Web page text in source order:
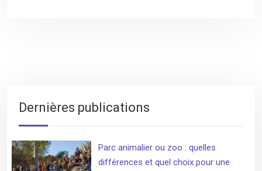
Dernières publications
Parc animalier ou zoo : quelles
différences et quel choix pour une